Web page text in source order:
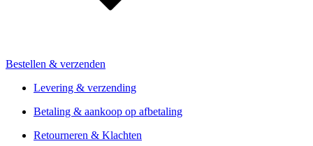
Installatie van de vakhandel
Aanbiedingen van meer dan 300 winkels
Verzending of Click & Collect
Reservering & proefrit ter plaatse
Bestellen & verzenden
Levering & verzending
Betaling & aankoop op afbetaling
Retourneren & Klachten